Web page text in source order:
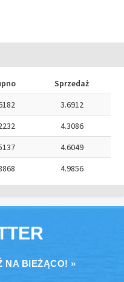
Sprzedaż
3.6912
4.3086
4.6049
4.9856
NA BIEŻĄCO! »